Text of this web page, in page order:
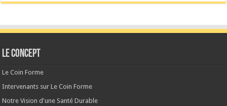
Le CONCEPT
Le Coin Forme
Intervenants sur Le Coin Forme
Notre Vision d'une Santé Durable